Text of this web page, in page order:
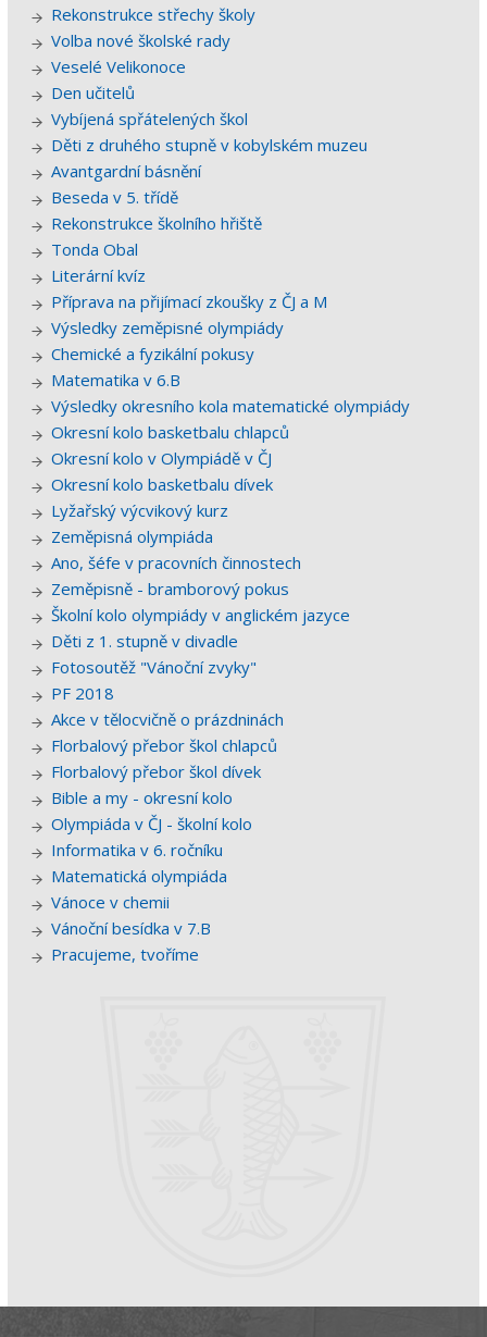
Rekonstrukce střechy školy
Volba nové školské rady
Veselé Velikonoce
Den učitelů
Vybíjená spřátelených škol
Děti z druhého stupně v kobylském muzeu
Avantgardní básnění
Beseda v 5. třídě
Rekonstrukce školního hřiště
Tonda Obal
Literární kvíz
Příprava na přijímací zkoušky z ČJ a M
Výsledky zeměpisné olympiády
Chemické a fyzikální pokusy
Matematika v 6.B
Výsledky okresního kola matematické olympiády
Okresní kolo basketbalu chlapců
Okresní kolo v Olympiádě v ČJ
Okresní kolo basketbalu dívek
Lyžařský výcvikový kurz
Zeměpisná olympiáda
Ano, šéfe v pracovních činnostech
Zeměpisně - bramborový pokus
Školní kolo olympiády v anglickém jazyce
Děti z 1. stupně v divadle
Fotosoutěž "Vánoční zvyky"
PF 2018
Akce v tělocvičně o prázdninách
Florbalový přebor škol chlapců
Florbalový přebor škol dívek
Bible a my - okresní kolo
Olympiáda v ČJ - školní kolo
Informatika v 6. ročníku
Matematická olympiáda
Vánoce v chemii
Vánoční besídka v 7.B
Pracujeme, tvoříme